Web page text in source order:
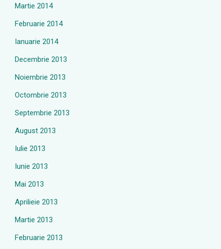
Martie 2014
Februarie 2014
Ianuarie 2014
Decembrie 2013
Noiembrie 2013
Octombrie 2013
Septembrie 2013
August 2013
Iulie 2013
Iunie 2013
Mai 2013
Aprilieie 2013
Martie 2013
Februarie 2013